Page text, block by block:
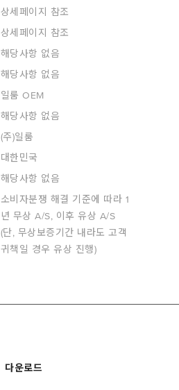
상세페이지 참조
상세페이지 참조
해당사항 없음
해당사항 없음
일룸 OEM
해당사항 없음
(주)일룸
대한민국
해당사항 없음
소비자분쟁 해결 기준에 따라 1
년 무상 A/S, 이후 유상 A/S
(단, 무상보증기간 내라도 고객
귀책일 경우 유상 진행)
다운로드